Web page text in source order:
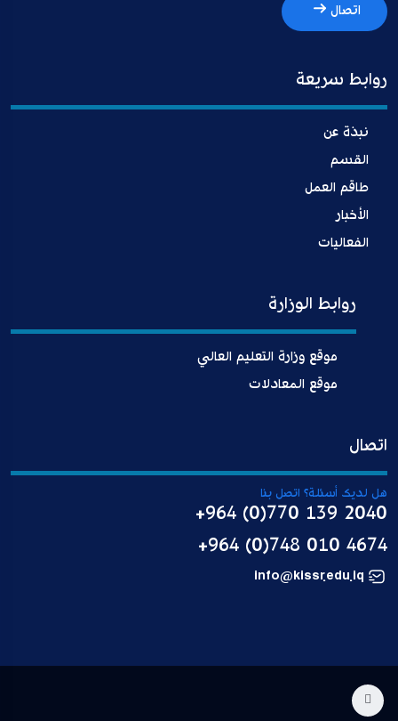
اتصال
روابط سريعة
نبذة عن
القسم
طاقم العمل
الأخبار
الفعاليات
روابط الوزارة
موقع وزارة التعليم العالي
موقع المعادلات
اتصال
هل لديك أسئلة؟ اتصل بنا
+964 (0)770 139 2040
+964 (0)748 010 4674
info@kissr.edu.iq